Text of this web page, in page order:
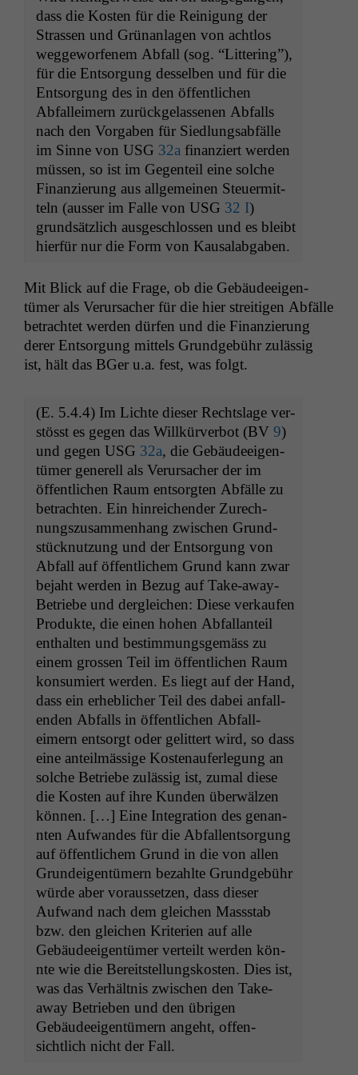
dass die Kosten für die Reini­gung der
Strassen und Grü­nan­la­gen von acht­los
wegge­wor­fen­em Abfall (sog. “Lit­ter­ing”),
für die Entsorgung des­sel­ben und für die
Entsorgung des in den öffentlichen
Abfall­eimern zurück­ge­lasse­nen Abfalls
nach den Vor­gaben für Sied­lungsabfälle
im Sinne von USG 32a finanziert wer­den
müssen, so ist im Gegen­teil eine solche
Finanzierung aus all­ge­meinen Steuer­mit­
teln (auss­er im Falle von USG 32 I)
grund­sät­zlich aus­geschlossen und es bleibt
hier­für nur die Form von Kausalabgaben.
Mit Blick auf die Frage, ob die Gebäudeeigen­
tümer als Verur­sach­er für die hier stre­it­i­gen Abfälle
betra­chtet wer­den dür­fen und die Finanzierung
der­er Entsorgung mit­tels Grundge­bühr zuläs­sig
ist, hält das BGer u.a. fest, was folgt.
(E. 5.4.4) Im Lichte dieser Recht­slage ver­
stösst es gegen das Willkürver­bot (BV 9)
und gegen USG 32a, die Gebäudeeigen­
tümer generell als Verur­sach­er der im
öffentlichen Raum entsorgten Abfälle zu
betra­cht­en. Ein hin­re­ichen­der Zurech­
nungszusam­men­hang zwis­chen Grund­
stück­nutzung und der Entsorgung von
Abfall auf öffentlichem Grund kann zwar
bejaht wer­den in Bezug auf Take-away-
Betriebe und der­gle­ichen: Diese verkaufen
Pro­duk­te, die einen hohen Abfal­lanteil
enthal­ten und bes­tim­mungs­gemäss zu
einem grossen Teil im öffentlichen Raum
kon­sum­iert wer­den. Es liegt auf der Hand,
dass ein erhe­blich­er Teil des dabei anfal­l­
en­den Abfalls in öffentlichen Abfall­
eimern entsorgt oder gelit­tert wird, so dass
eine anteilmäs­sige Koste­naufer­legung an
solche Betriebe zuläs­sig ist, zumal diese
die Kosten auf ihre Kun­den über­wälzen
kön­nen. […] Eine Inte­gra­tion des genan­
nten Aufwan­des für die Abfal­l­entsorgung
auf öffentlichem Grund in die von allen
Grun­deigen­tümern bezahlte Grundge­bühr
würde aber voraus­set­zen, dass dieser
Aufwand nach dem gle­ichen Massstab
bzw. den gle­ichen Kri­te­rien auf alle
Gebäudeeigen­tümer verteilt wer­den kön­
nte wie die Bere­it­stel­lungskosten. Dies ist,
was das Ver­hält­nis zwis­chen den Take-
away Betrieben und den übri­gen
Gebäudeeigen­tümern ange­ht, offen­
sichtlich nicht der Fall.
Notwendige
Cookies
Diese
Cookies sind
nicht
optional, es
braucht sie,
damit die
Website
korrekt
angezeigt
werden kann.
Statistiken
Um unsere